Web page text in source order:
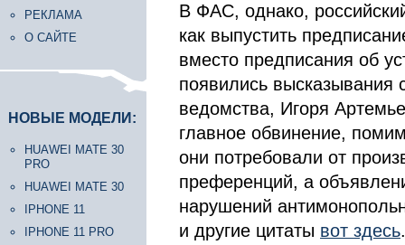
РЕКЛАМА
О САЙТЕ
НОВЫЕ МОДЕЛИ:
HUAWEI MATE 30
PRO
HUAWEI MATE 30
IPHONE 11
IPHONE 11 PRO
В ФАС, однако,
как выпустить
вместо предписания об
появились высказывания
ведомства, Игоря
главное обвинение,
они потребовали от
преференций, а
нарушений
и другие цитаты вот здесь.